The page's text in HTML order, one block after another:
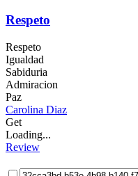
Respeto
Respeto
Igualdad
Sabiduria
Admiracion
Paz
Carolina Diaz
Get
Loading...
Review